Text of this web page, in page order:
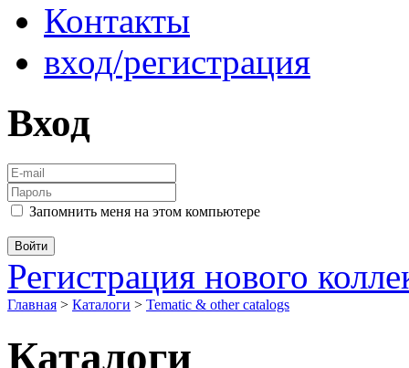
Контакты
вход/регистрация
Вход
Запомнить меня на этом компьютере
Регистрация нового
Главная > Каталоги > Tematic & other catalogs
Каталоги